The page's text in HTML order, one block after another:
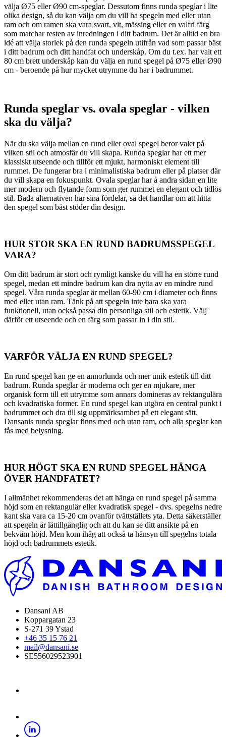
välja Ø75 eller Ø90 cm-speglar. Dessutom finns runda speglar i lite
olika design, så du kan välja om du vill ha spegeln med eller utan
ram och om ramen ska vara svart, vit, mässing eller en valfri färg
som matchar resten av inredningen i ditt badrum. Det är alltid en bra
idé att välja storlek på den runda spegeln utifrån vad som passar bäst
i ditt badrum och ditt handfat och underskåp. Om du t.ex. har valt ett
80 cm brett underskåp kan du välja en rund spegel på Ø75 eller Ø90
cm - beroende på hur mycket utrymme du har i badrummet.
Runda speglar vs. ovala speglar - vilken
ska du välja?
När du ska välja mellan en rund eller oval spegel beror valet på
vilken stil och atmosfär du vill skapa. Runda speglar har ett mer
klassiskt utseende och tillför ett mjukt, harmoniskt element till
rummet. De fungerar bra i minimalistiska badrum eller på platser där
du vill skapa en fokuspunkt. Ovala speglar har å andra sidan en lite
mer modern och flytande form som ger rummet en elegant och tidlös
stil. Båda alternativen har sina fördelar, så det handlar om att hitta
den spegel som bäst stöder din design.
HUR STOR SKA EN RUND BADRUMSSPEGEL
VARA?
Om ditt badrum är stort och rymligt kanske du vill ha en större rund
spegel, medan ett mindre badrum kan dra nytta av en mindre rund
spegel. Våra runda speglar är mellan 60-90 cm i diameter och finns
med eller utan ram. Tänk på att spegeln inte bara ska vara
funktionell, utan också passa din personliga stil och estetik. Välj
därför ett utseende och en färg som passar in i din stil.
VARFÖR VÄLJA EN RUND SPEGEL?
En rund spegel kan ge en annorlunda och mer unik estetik till ditt
badrum. Runda speglar är moderna och ger en mjukare, mer
organisk form till ett utrymme som annars domineras av rektangulära
och kvadratiska former. En rund spegel kan utgöra en central punkt i
badrummet och dra till sig uppmärksamhet på ett elegant sätt.
Dansanis runda speglar finns med och utan ram, och alla speglar kan
fås med belysning.
HUR HÖGT SKA EN RUND SPEGEL HÄNGA
ÖVER HANDFATET?
I allmänhet rekommenderas det att hänga en rund spegel på samma
höjd som en rektangulär eller kvadratisk spegel - dvs. spegelns nedre
kant ska vara ca 15-20 cm ovanför tvättställets yta. Detta säkerställer
att spegeln är lättillgänglig och att du kan se ditt ansikte på en
bekväm höjd. Men kom ihåg att också ta hänsyn till spegelns totala
höjd och badrummets estetik.
Dansani AB
Koppargatan 23
S-271 39 Ystad
+46 35 15 76 21
mail@dansani.se
SE556029523901